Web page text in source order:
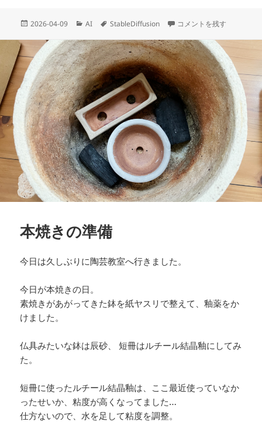
投
2026-04-09
カ
ゴ
リ
ー
AI
タ
StableDiffusion Stable Diffusion をインス
コメントを残す
本焼きの準備
今日は久しぶりに陶芸教室へ行きました。
今日が本焼きの日。
素焼きがあがってきた鉢を紙ヤスリで整えて、釉薬をか
けました。
仏具みたいな鉢は辰砂、 短冊はルチール結晶釉にしてみ
た。
短冊に使ったルチール結晶釉は、ここ最近使っていなか
ったせいか、粘度が高くなってました…
仕方ないので、水を足して粘度を調整。